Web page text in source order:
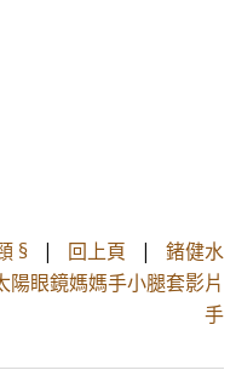
§ | 回上頁 | 鍺健水
眼鏡媽媽手小腿套影片
手